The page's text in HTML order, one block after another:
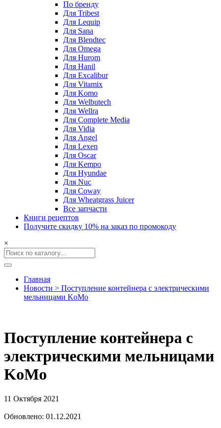
По бренду
Для Tribest
Для Lequip
Для Sana
Для Blendtec
Для Omega
Для Hurom
Для Hanil
Для Excalibur
Для Vitamix
Для Komo
Для Welbutech
Для Wellra
Для Complete Media
Для Vidia
Для Angel
Для Lexen
Для Oscar
Для Kempo
Для Hyundae
Для Nuc
Для Coway
Для Wheatgrass Juicer
Все запчасти
Книги рецептов
Получите скидку 10% на заказ по промокоду
×
Главная
Новости > Поступление контейнера с электрическими
мельницами KoMo
Поступление контейнера с
электрическими мельницами
KoMo
11 Октября 2021
Обновлено: 01.12.2021